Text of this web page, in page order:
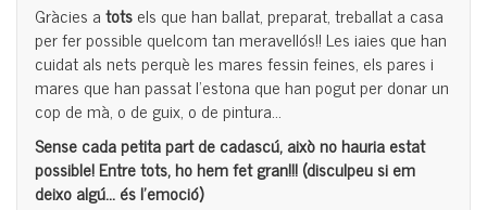
Gràcies atotsels que han ballat, preparat, treballat a casa
per fer possible quelcom tan meravellós!! Les iaies que han
cuidat als nets perquè les mares fessin feines, els pares i
mares que han passat l’estona que han pogut per donar un
cop de mà, o de guix, o de pintura…
Sense cada petita part de cadascú, això no hauria estat
possible! Entre tots, ho hem fet gran!!! (disculpeu si em
deixo algú… és l’emoció)